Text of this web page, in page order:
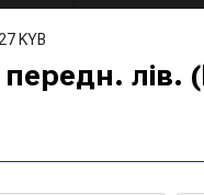
KYB
лів.